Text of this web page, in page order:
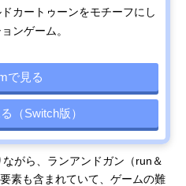
カートゥーンをモチーフにし
ンゲーム。
で見る
（Switch版）
がら、ランアンドガン（run＆
素も含まれていて、ゲームの難